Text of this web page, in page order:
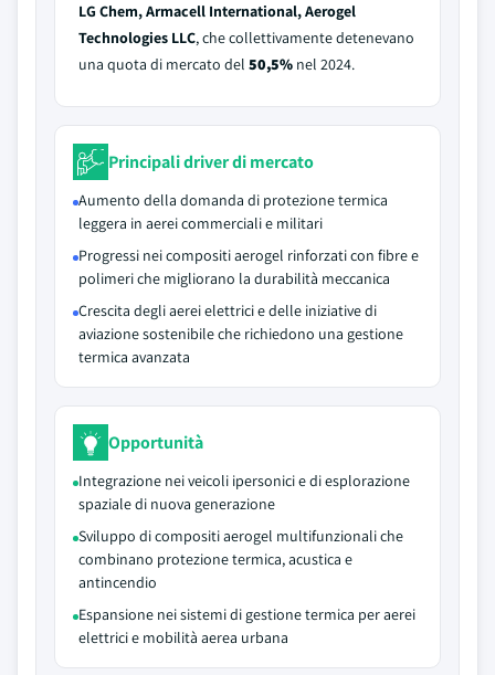
LG Chem, Armacell International, Aerogel
Technologies LLC, che collettivamente detenevano
una quota di mercato del 50,5% nel 2024.
Principali driver di mercato
Aumento della domanda di protezione termica
leggera in aerei commerciali e militari
Progressi nei compositi aerogel rinforzati con fibre e
polimeri che migliorano la durabilità meccanica
Crescita degli aerei elettrici e delle iniziative di
aviazione sostenibile che richiedono una gestione
termica avanzata
Opportunità
Integrazione nei veicoli ipersonici e di esplorazione
spaziale di nuova generazione
Sviluppo di compositi aerogel multifunzionali che
combinano protezione termica, acustica e
antincendio
Espansione nei sistemi di gestione termica per aerei
elettrici e mobilità aerea urbana